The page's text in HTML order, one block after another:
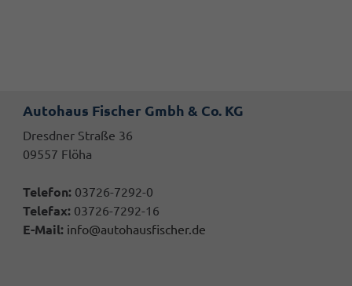
Autohaus Fischer Gmbh & Co. KG
Dresdner Straße 36
09557 Flöha
Telefon: 03726-7292-0
Telefax: 03726-7292-16
E-Mail: info@autohausfischer.de